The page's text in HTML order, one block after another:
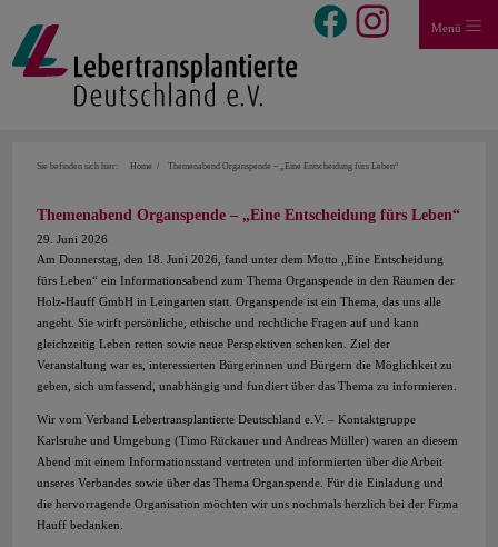
Menü
Sie befinden sich hier: Home Themenabend Organspende – „Eine Entscheidung fürs Leben“
Themenabend Organspende – „Eine Entscheidung fürs Leben“
29. Juni 2026
Am Donnerstag, den 18. Juni 2026, fand unter dem Motto „Eine Entscheidung
fürs Leben“ ein Informationsabend zum Thema Organspende in den Räumen der
Holz-Hauff GmbH in Leingarten statt. Organspende ist ein Thema, das uns alle
angeht. Sie wirft persönliche, ethische und rechtliche Fragen auf und kann
gleichzeitig Leben retten sowie neue Perspektiven schenken. Ziel der
Veranstaltung war es, interessierten Bürgerinnen und Bürgern die Möglichkeit zu
geben, sich umfassend, unabhängig und fundiert über das Thema zu informieren.
Wir vom Verband Lebertransplantierte Deutschland e.V. – Kontaktgruppe
Karlsruhe und Umgebung (Timo Rückauer und Andreas Müller) waren an diesem
Abend mit einem Informationsstand vertreten und informierten über die Arbeit
unseres Verbandes sowie über das Thema Organspende. Für die Einladung und
die hervorragende Organisation möchten wir uns nochmals herzlich bei der Firma
Hauff bedanken.